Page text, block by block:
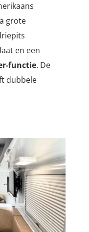
grote
en een
functie. De
dubbele